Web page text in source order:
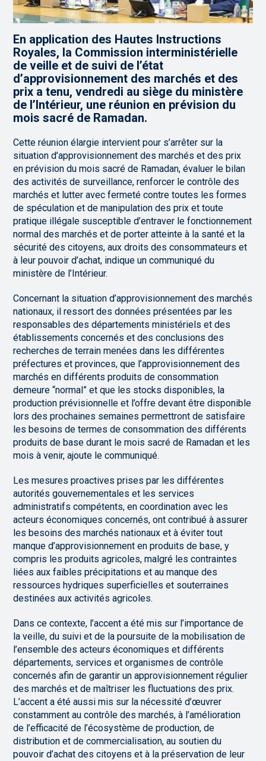
En application des Hautes Instructions
Royales, la Commission interministérielle
de veille et de suivi de l’état
d’approvisionnement des marchés et des
prix a tenu, vendredi au siège du ministère
de l’Intérieur, une réunion en prévision du
mois sacré de Ramadan.
Cette réunion élargie intervient pour s’arrêter sur la
situation d’approvisionnement des marchés et des prix
en prévision du mois sacré de Ramadan, évaluer le bilan
des activités de surveillance, renforcer le contrôle des
marchés et lutter avec fermeté contre toutes les formes
de spéculation et de manipulation des prix et toute
pratique illégale susceptible d’entraver le fonctionnement
normal des marchés et de porter atteinte à la santé et la
sécurité des citoyens, aux droits des consommateurs et
à leur pouvoir d’achat, indique un communiqué du
ministère de l’Intérieur.
Concernant la situation d’approvisionnement des marchés
nationaux, il ressort des données présentées par les
responsables des départements ministériels et des
établissements concernés et des conclusions des
recherches de terrain menées dans les différentes
préfectures et provinces, que l’approvisionnement des
marchés en différents produits de consommation
demeure “normal” et que les stocks disponibles, la
production prévisionnelle et l’offre devant être disponible
lors des prochaines semaines permettront de satisfaire
les besoins de termes de consommation des différents
produits de base durant le mois sacré de Ramadan et les
mois à venir, ajoute le communiqué.
Les mesures proactives prises par les différentes
autorités gouvernementales et les services
administratifs compétents, en coordination avec les
acteurs économiques concernés, ont contribué à assurer
les besoins des marchés nationaux et à éviter tout
manque d’approvisionnement en produits de base, y
compris les produits agricoles, malgré les contraintes
liées aux faibles précipitations et au manque des
ressources hydriques superficielles et souterraines
destinées aux activités agricoles.
Dans ce contexte, l’accent a été mis sur l’importance de
la veille, du suivi et de la poursuite de la mobilisation de
l’ensemble des acteurs économiques et différents
départements, services et organismes de contrôle
concernés afin de garantir un approvisionnement régulier
des marchés et de maîtriser les fluctuations des prix.
L’accent a été aussi mis sur la nécessité d’œuvrer
constamment au contrôle des marchés, à l’amélioration
de l’efficacité de l’écosystème de production, de
distribution et de commercialisation, au soutien du
pouvoir d’achat des citoyens et à la préservation de leur